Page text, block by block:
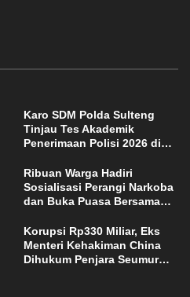
Karo SDM Polda Sulteng
Tinjau Tes Akademik
Penerimaan Polisi 2026 di
Ribuan Warga Hadiri
Sosialisasi Perangi Narkoba
dan Buka Puasa Bersama
Korupsi Rp330 Miliar, Eks
Menteri Kehakiman China
Dihukum Penjara Seumur